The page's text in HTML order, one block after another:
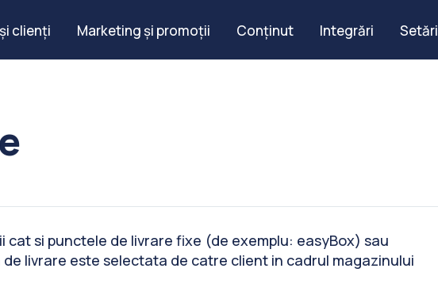
clienți Marketing și promoții Conținut Integrări Setări
si punctele de livrare fixe (de exemplu: easyBox) sau
livrare este selectata de catre client in cadrul magazinului